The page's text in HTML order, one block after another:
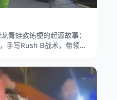
青蛙教练梗的起源故事：
手写Rush B战术，带领